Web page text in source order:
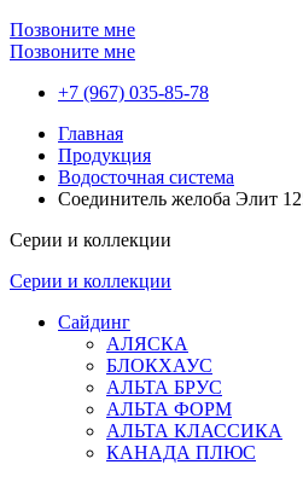
Позвоните мне
Позвоните мне
+7 (967) 035-85-78
Главная
Продукция
Водосточная система
Соединитель желоба Элит
Серии и коллекции
Серии и коллекции
Сайдинг
АЛЯСКА
БЛОКХАУС
АЛЬТА БРУС
АЛЬТА ФОРМ
АЛЬТА КЛАССИКА
КАНАДА ПЛЮС